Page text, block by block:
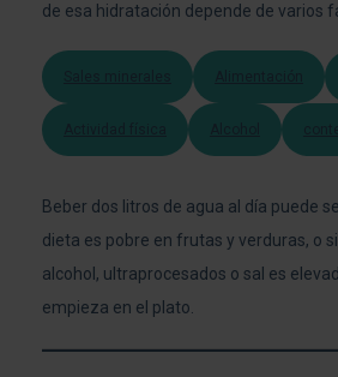
de esa hidratación depende de varios
Beber dos litros de agua al día puede
dieta es pobre en frutas y verduras, o
alcohol, ultraprocesados o sal es
empieza en el plato.